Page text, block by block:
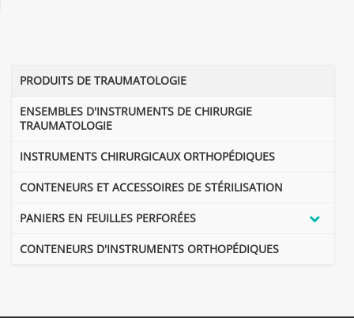
PRODUITS DE TRAUMATOLOGIE
ENSEMBLES D'INSTRUMENTS DE CHIRURGIE
TRAUMATOLOGIE
INSTRUMENTS CHIRURGICAUX ORTHOPÉDIQUES
CONTENEURS ET ACCESSOIRES DE STÉRILISATION
PANIERS EN FEUILLES PERFORÉES
CONTENEURS D'INSTRUMENTS ORTHOPÉDIQUES